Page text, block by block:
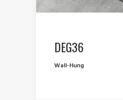
DEG36
Wall-Hung